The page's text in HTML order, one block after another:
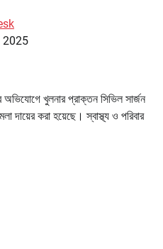
2025
অভিযোগে খুলনার প্রাক্তন সিভিল সার্জন
দায়ের করা হয়েছে। স্বাস্থ্য ও পরিবার